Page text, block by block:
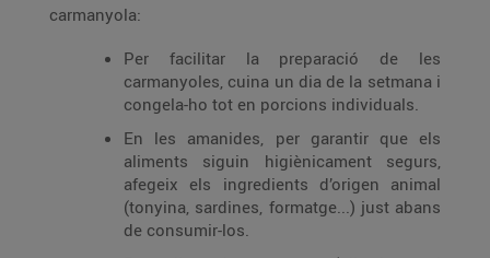
carmanyola:
Per facilitar la preparació de les
carmanyoles, cuina un dia de la setmana i
congela-ho tot en porcions individuals.
En les amanides, per garantir que els
aliments siguin higiènicament segurs,
afegeix els ingredients d’origen animal
(tonyina, sardines, formatge...) just abans
de consumir-los.